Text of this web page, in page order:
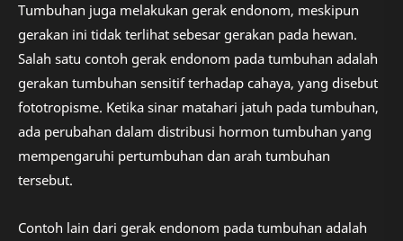
Tumbuhan juga melakukan gerak endonom, meskipun
gerakan ini tidak terlihat sebesar gerakan pada hewan.
Salah satu contoh gerak endonom pada tumbuhan adalah
gerakan tumbuhan sensitif terhadap cahaya, yang disebut
fototropisme. Ketika sinar matahari jatuh pada tumbuhan,
ada perubahan dalam distribusi hormon tumbuhan yang
mempengaruhi pertumbuhan dan arah tumbuhan
tersebut.
Contoh lain dari gerak endonom pada tumbuhan adalah